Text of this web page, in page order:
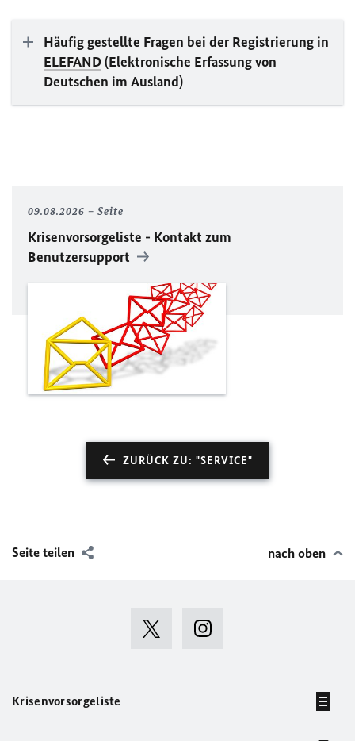
Häufig gestellte Fragen bei der Registrierung in
ELEFAND(Elektronische Erfassung von
Deutschen im Ausland)
09.08.2026 Seite
Krisenvorsorgeliste - Kontakt zum
Benutzersupport
ZURÜCK ZU: "SERVICE"
Seite teilen nach oben
Krisenvorsorgeliste